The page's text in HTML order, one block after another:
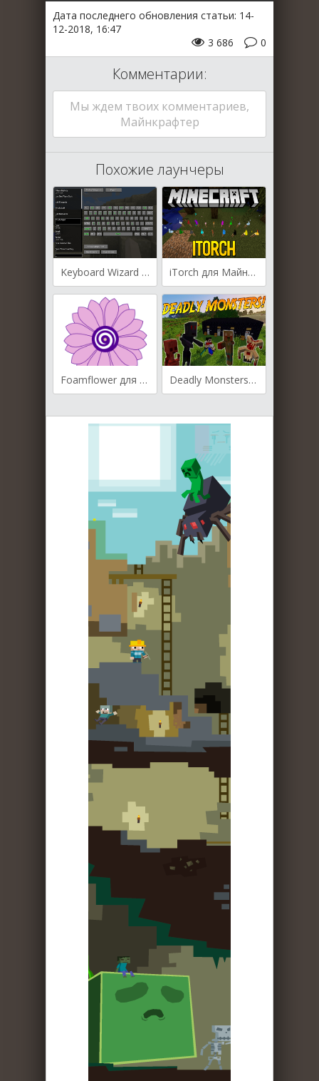
Дата последнего обновления статьи: 14-
12-2018, 16:47
0
3 686
Комментарии:
Мы ждем твоих комментариев,
Майнкрафтер
Похожие лаунчеры
Keyboard Wizard для Майнкрафт [1.12.2, 1.11.2, 1.10.2] iTorch для Майнкрафт [1.10.2, 1.12, 1.12.2]
Foamflower для Майнкрафт [1.12.2, 1.12] Deadly Monsters для Майнкрафт [1.12.2, 1.11.2, 1.10.2]